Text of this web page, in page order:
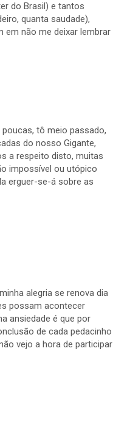
do Brasil) e tantos
quanta saudade),
em não me deixar lembrar
tô meio passado,
do nosso Gigante,
a respeito disto, muitas
impossível ou utópico
erguer-se-á sobre as
alegria se renova dia
possam acontecer
ansiedade é que por
de cada pedacinho
vejo a hora de participar